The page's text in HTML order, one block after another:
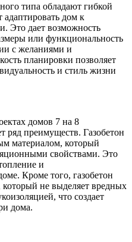
типа обладают гибкой
адаптировать дом к
Это дает возможность
или функциональность
с желаниями и
планировки позволяет
и стиль жизни
домов 7 на 8
ряд преимуществ. Газобетон
материалом, который
свойствами. Это
и
Кроме того, газобетон
который не выделяет вредных
что создает
дома.